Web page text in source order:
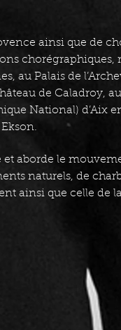
ainsi que de
chorégraphiques,
au Palais de
de Caladroy,
National) d’Aix
aborde le
naturels, de
ainsi que celle de